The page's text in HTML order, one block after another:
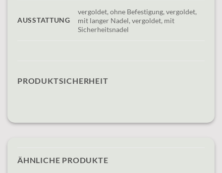
AUSSTATTUNG
vergoldet, ohne Befestigung, vergoldet,
mit langer Nadel, vergoldet, mit
Sicherheitsnadel
PRODUKTSICHERHEIT
ÄHNLICHE PRODUKTE